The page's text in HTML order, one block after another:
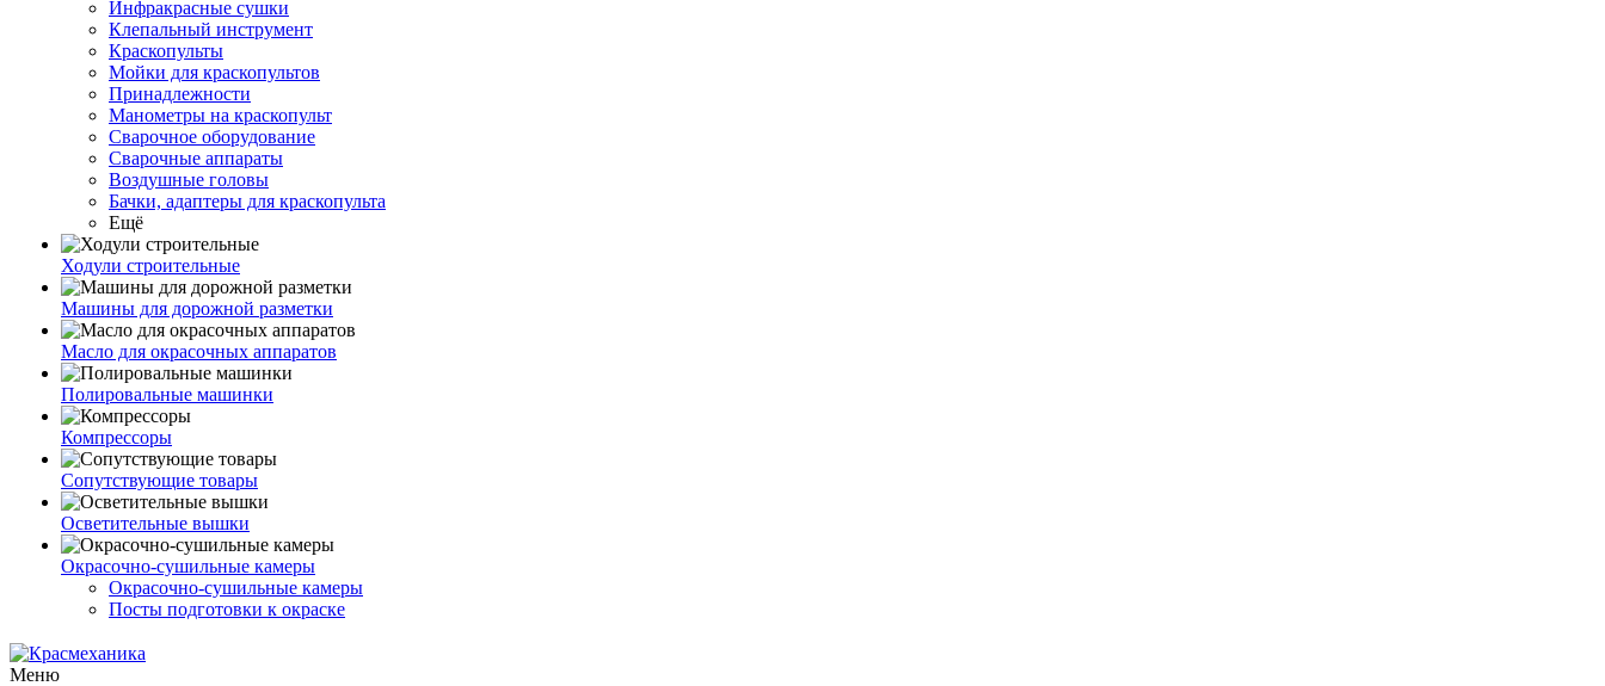
Инфракрасные сушки
Клепальный инструмент
Краскопульты
Мойки для краскопультов
Принадлежности
Манометры на краскопульт
Сварочное оборудование
Сварочные аппараты
Воздушные головы
Бачки, адаптеры для краскопульта
Ещё
Ходули строительные
Машины для дорожной разметки
Масло для окрасочных аппаратов
Полировальные машинки
Компрессоры
Сопутствующие товары
Осветительные вышки
Окрасочно-сушильные камеры
Окрасочно-сушильные камеры
Посты подготовки к окраске
Меню